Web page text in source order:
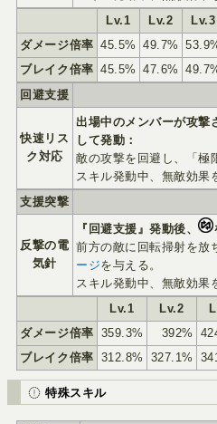
Lv.1
Lv.2 Lv.3
ダメージ倍率 45.5% 49.7%
ブレイク倍率 45.5% 47.6%
回避支援
快速リス
ク対応
出場中のメンバーが攻撃
して発動：
敵の攻撃を回避し、「極
スキル発動中、無敵効果
支援突撃
反撃の電
気針
『回避支援』発動後、
前方の敵に回転掃射を放
ージを与える。
スキル発動中、無敵効果
Lv.1
Lv.2
ダメージ倍率 359.3% 392%
ブレイク倍率 312.8% 327.1%
特殊スキル